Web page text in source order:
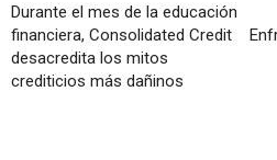
Durante el mes de la educación
financiera, Consolidated Credit
desacredita los mitos
crediticios más dañinos